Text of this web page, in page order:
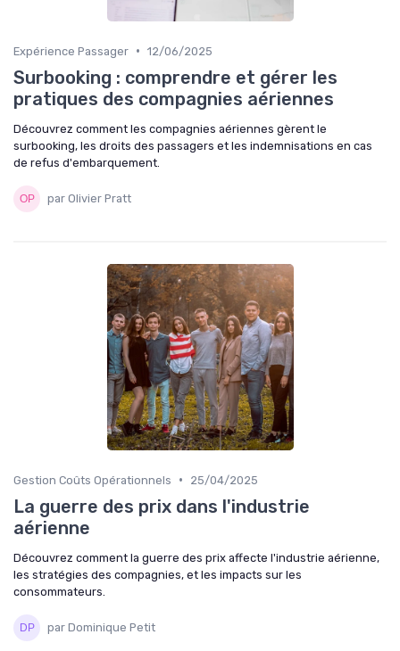
Expérience Passager • 12/06/2025
Surbooking : comprendre et gérer les
pratiques des compagnies aériennes
Découvrez comment les compagnies aériennes gèrent le
surbooking, les droits des passagers et les indemnisations en cas
de refus d'embarquement.
par Olivier Pratt
Gestion Coûts Opérationnels • 25/04/2025
La guerre des prix dans l'industrie
aérienne
Découvrez comment la guerre des prix affecte l'industrie aérienne,
les stratégies des compagnies, et les impacts sur les
consommateurs.
par Dominique Petit